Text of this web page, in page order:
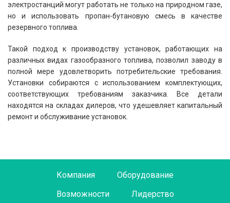
электростанций могут работать не только на природном газе,
но и использовать пропан-бутановую смесь в качестве
резервного топлива.
Такой подход к производству установок, работающих на
различных видах газообразного топлива, позволил заводу в
полной мере удовлетворить потребительские требования.
Установки собираются с использованием комплектующих,
соответствующих требованиям заказчика. Все детали
находятся на складах дилеров, что удешевляет капитальный
ремонт и обслуживание установок.
Компания
Оборудование
Возможности
Лидерство